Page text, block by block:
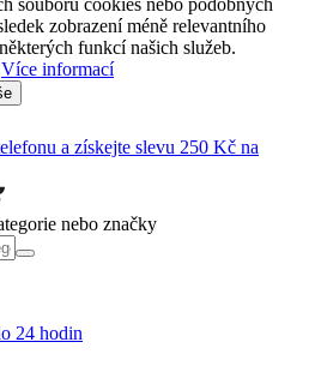
souborů cookies nebo podobných
zobrazení méně relevantního
funkcí našich služeb.
Více informací
a získejte slevu 250 Kč na
nebo značky
24 hodin